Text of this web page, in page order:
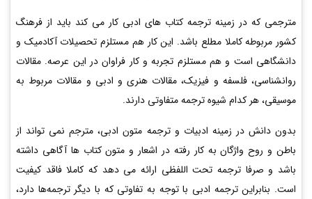
مترجمی که در زمینه ترجمه کتاب های ادبی کار می کند باید از فرهنگ
کشور مربوطه کاملا مطلع باشد. این کار هم مستلزم تحصیلات آکادمیک و
دانشگاهی است و هم مستلزم تجربه و کار فراوان در این عرصه. مقالات
روانشناسی، فلسفه و فیزیک، مقالات هنری و ادبی و مقالات مربوط به
موسیقی، هر کدام شیوه ترجمه متفاوتی دارند.
بدون دانش در زمینه ادبیات و ترجمه متون ادبی، مترجم نمی تواند از
باطن و روح واژگان به کار رفته در اشعار و متون کتاب ها آگاهی داشته
باشد و صرفا ترجمه تحت اللفظی ارائه می دهد که کاملا فاقد کیفیت
است. بنابراین ترجمه ادبی با توجه به تفاوتی که با دیگر ترجمه‌ها دارد،